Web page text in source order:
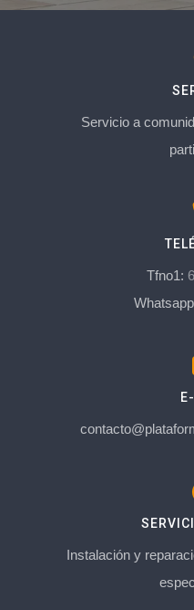
Servicio a
Tfno1:
Instalación y